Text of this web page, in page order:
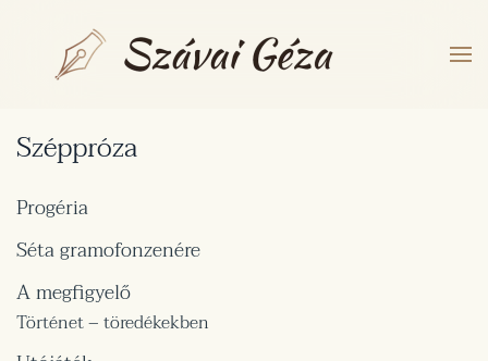
Fő tartalom átugrása
Széppróza
Progéria
Séta gramofonzenére
A megfigyelő
Történet – töredékekben